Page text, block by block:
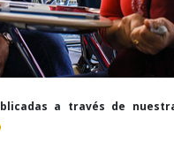
a través de